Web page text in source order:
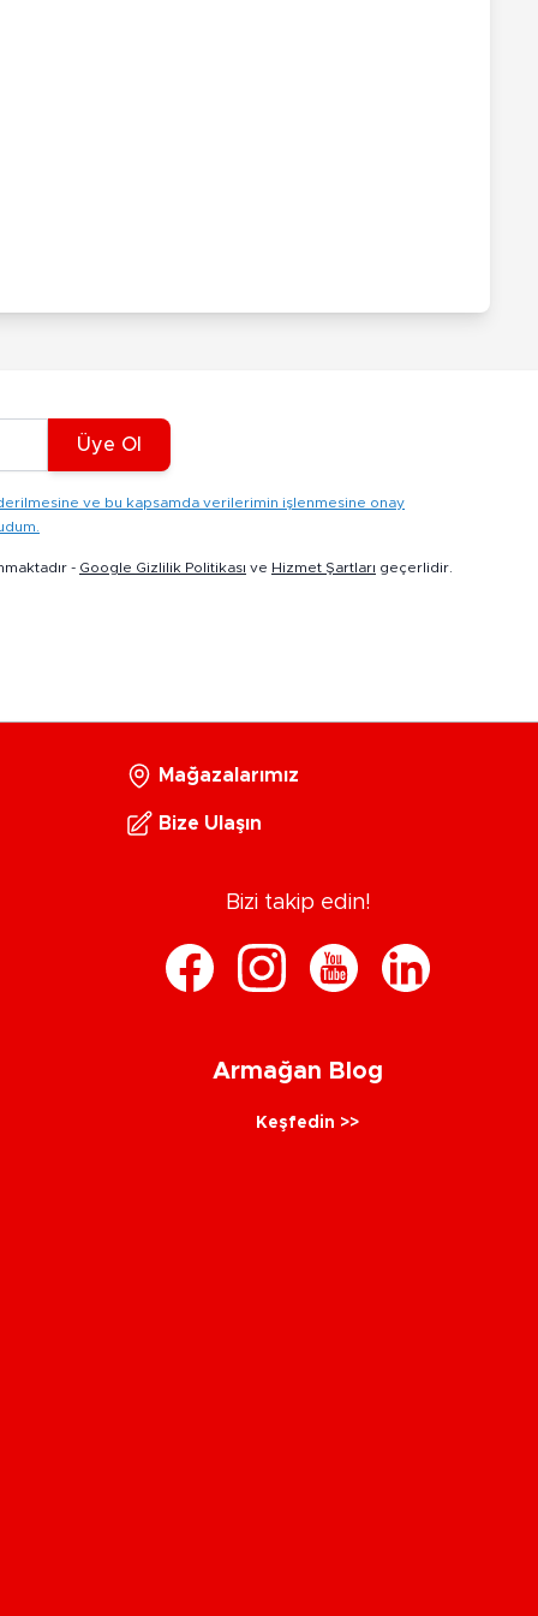
Üye Ol
ve bu kapsamda verilerimin işlenmesine onay
- Google Gizlilik Politikası ve Hizmet Şartları geçerlidir.
Mağazalarımız
Bize Ulaşın
Bizi takip edin!
Armağan Blog
Keşfedin >>